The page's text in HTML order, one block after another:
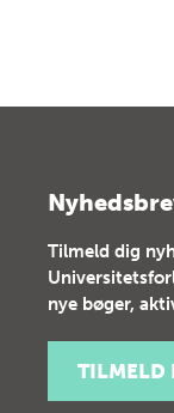
Tilmeld dig
nye bøger,
TILMELD